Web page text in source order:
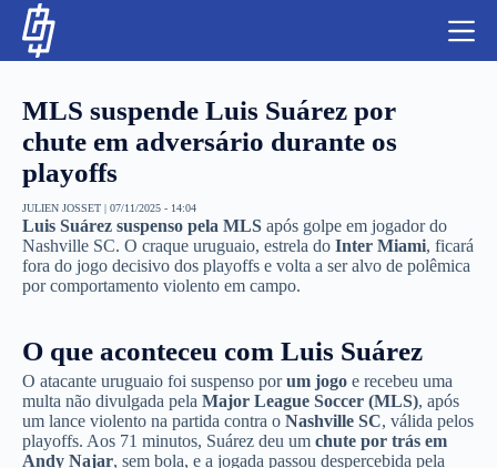
LUTAS E MMA
NFL
APOSTAS LEGAL
MLS suspende Luis Suárez por
chute em adversário durante os
playoffs
JULIEN JOSSET | 07/11/2025 - 14:04
Luis Suárez suspenso pela MLS após golpe em jogador do
Nashville SC. O craque uruguaio, estrela do Inter Miami, ficará
fora do jogo decisivo dos playoffs e volta a ser alvo de polêmica
por comportamento violento em campo.
O que aconteceu com Luis Suárez
O atacante uruguaio foi suspenso porum jogo e recebeu uma
multa não divulgada pela Major League Soccer (MLS), após
um lance violento na partida contra o Nashville SC, válida pelos
playoffs. Aos 71 minutos, Suárez deu um chute por trás em
Andy Najar, sem bola, e a jogada passou despercebida pela